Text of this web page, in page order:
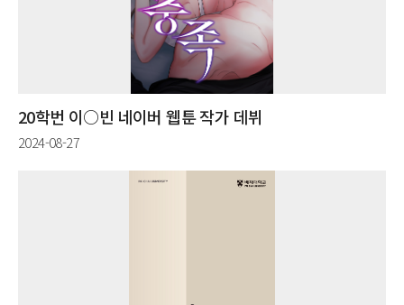
20학번 이○빈 네이버 웹툰 작가 데뷔
2024-08-27